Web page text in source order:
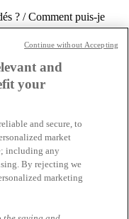
? / Comment puis-je
sous l’option de
d’utilisateur.
avec d'autres
d’écran inférieure
combien de
sur la plateforme.
and
your
and secure, to
market
including any
By rejecting we
marketing
Continue without Accepting